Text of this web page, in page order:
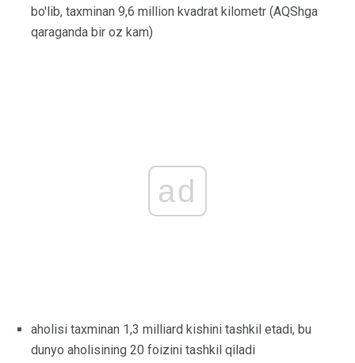
bo'lib, taxminan 9,6 million kvadrat kilometr (AQShga
qaraganda bir oz kam)
ad
aholisi taxminan 1,3 milliard kishini tashkil etadi, bu
dunyo aholisining 20 foizini tashkil qiladi